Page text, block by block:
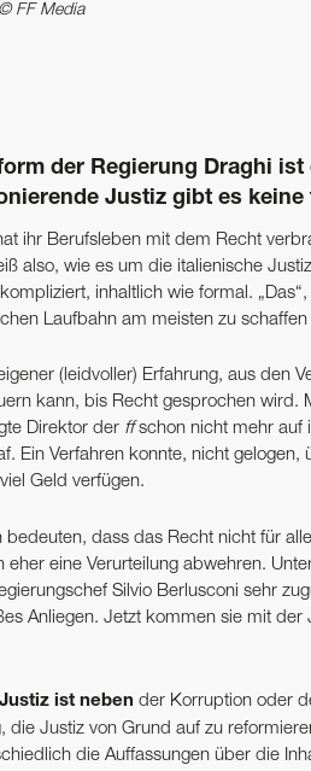
© FF Media
der Regierung Draghi
Justiz gibt es
ihr Berufsleben mit dem Recht
also, wie es um die italienische
inhaltlich wie formal.
Laufbahn am meisten zu schaffen
(leidvoller) Erfahrung, aus den
kann, bis Recht gesprochen
Direktor der ffschon nicht mehr auf
Ein Verfahren konnte, nicht
Geld verfügen.
bedeuten, dass das Recht nicht für
eher eine Verurteilung abwehren.
Silvio Berlusconi sehr
Anliegen. Jetzt kommen sie mit
ist neben der Korruption oder
die Justiz von Grund auf zu
die Auffassungen über die